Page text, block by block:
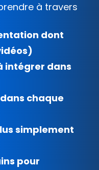
à travers
dont
intégrer dans
chaque
simplement
pour